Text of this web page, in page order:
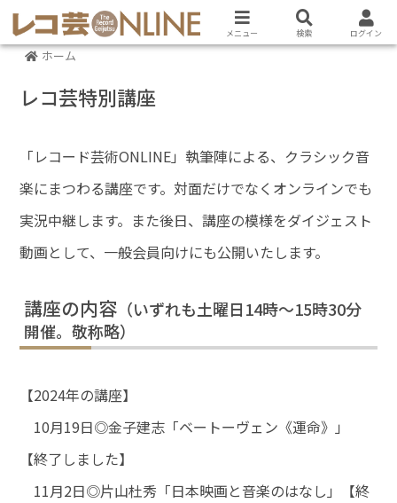
ホーム
レコ芸特別講座
「レコード芸術ONLINE」執筆陣による、クラシック音
楽にまつわる講座です。対面だけでなくオンラインでも
実況中継します。また後日、講座の模様をダイジェスト
動画として、一般会員向けにも公開いたします。
講座の内容（いずれも土曜日14時～15時30分
開催。敬称略）
【2024年の講座】
10月19日◎金子建志「ベートーヴェン《運命》」
【終了しました】
11月2日◎片山杜秀「日本映画と音楽のはなし」【終
メニュー 検索 ログイン